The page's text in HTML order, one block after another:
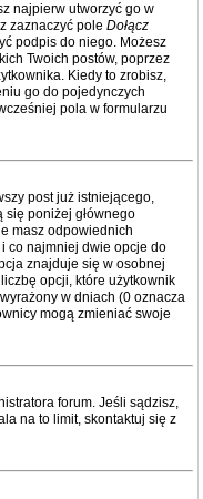
najpierw utworzyć go w
zaznaczyć pole Dołącz
podpis do niego. Możesz
Twoich postów, poprzez
Kiedy to zrobisz,
go do pojedynczych
pola w formularzu
post już istniejącego,
się poniżej głównego
masz odpowiednich
i co najmniej dwie opcje do
znajduje się w osobnej
opcji, które użytkownik
w dniach (0 oznacza
mogą zmieniać swoje
forum. Jeśli sądzisz,
na to limit, skontaktuj się z